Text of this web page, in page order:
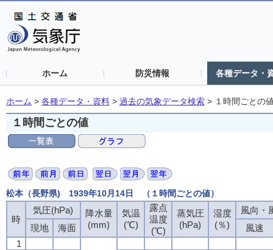
ホーム 防災情報 各種データ・
ホーム > 各種データ・資料 > 過去の気象データ検索 > １時間ごとの
１時間ごとの値
松本（長野県) 1939年10月14日 （１時間ごとの値）
時
気圧(hPa)
降水量
(mm)
気温
(℃)
露点
温度
(℃)
蒸気圧
(hPa)
湿度
(％)
風向・
現地
海面
風速
1